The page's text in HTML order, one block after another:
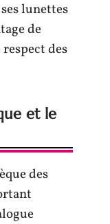
lunettes
de
des
et le
des